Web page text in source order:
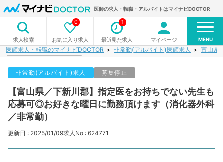
医師の求人・転職・アルバイトはマイナビDOCTOR
求人検索 お気に入り求人
0
最近見た求人
1
マイページ MENU
医師求人・転職のマイナビDOCTOR 非常勤(アルバイト)医師求人 富山県
非常勤(アルバイト)求人 募集停止
【富山県／下新川郡】指定医をお持ちでない先生も
応募可◎お好きな曜日に勤務頂けます（消化器外科
／非常勤）
更新日 : 2025/01/09求人No : 624771